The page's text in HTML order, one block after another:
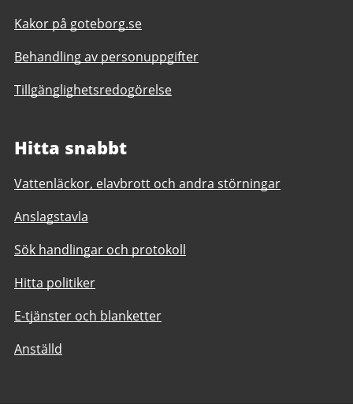
Kakor på goteborg.se
Behandling av personuppgifter
Tillgänglighetsredogörelse
Hitta snabbt
Vattenläckor, elavbrott och andra störningar
Anslagstavla
Sök handlingar och protokoll
Hitta politiker
E-tjänster och blanketter
Anställd